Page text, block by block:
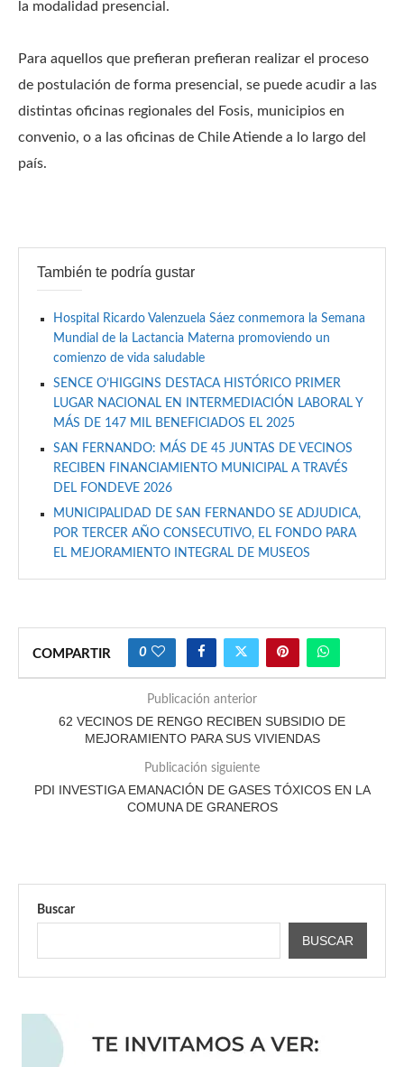
la modalidad presencial.
Para aquellos que prefieran prefieran realizar el proceso
de postulación de forma presencial, se puede acudir a las
distintas oficinas regionales del Fosis, municipios en
convenio, o a las oficinas de Chile Atiende a lo largo del
país.
También te podría gustar
Hospital Ricardo Valenzuela Sáez conmemora la Semana
Mundial de la Lactancia Materna promoviendo un
comienzo de vida saludable
SENCE O’HIGGINS DESTACA HISTÓRICO PRIMER
LUGAR NACIONAL EN INTERMEDIACIÓN LABORAL Y
MÁS DE 147 MIL BENEFICIADOS EL 2025
SAN FERNANDO: MÁS DE 45 JUNTAS DE VECINOS
RECIBEN FINANCIAMIENTO MUNICIPAL A TRAVÉS
DEL FONDEVE 2026
MUNICIPALIDAD DE SAN FERNANDO SE ADJUDICA,
POR TERCER AÑO CONSECUTIVO, EL FONDO PARA
EL MEJORAMIENTO INTEGRAL DE MUSEOS
COMPARTIR 0
Publicación anterior
62 VECINOS DE RENGO RECIBEN SUBSIDIO DE
MEJORAMIENTO PARA SUS VIVIENDAS
Publicación siguiente
PDI INVESTIGA EMANACIÓN DE GASES TÓXICOS EN LA
COMUNA DE GRANEROS
Buscar
BUSCAR